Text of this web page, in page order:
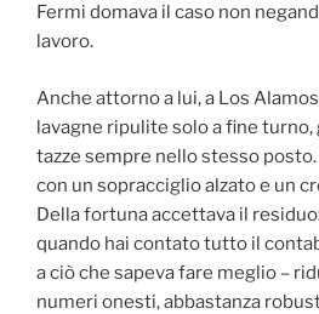
Fermi domava il caso non
lavoro.
Anche attorno a lui, a Los
lavagne ripulite solo a fine
tazze sempre nello stesso
con un sopracciglio alzato e un
Della fortuna accettava il
quando hai contato tutto il
a ciò che sapeva fare meglio –
numeri onesti, abbastanza